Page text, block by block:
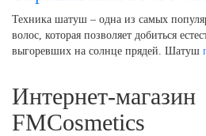
Техника шатуш – одна из самых
волос, которая позволяет добиться
выгоревших на солнце прядей. Шатуш
Интернет-магазин
FMCosmetics